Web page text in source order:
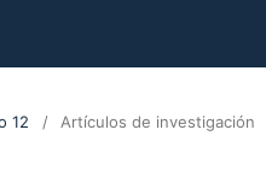
12 / Artículos de investigación